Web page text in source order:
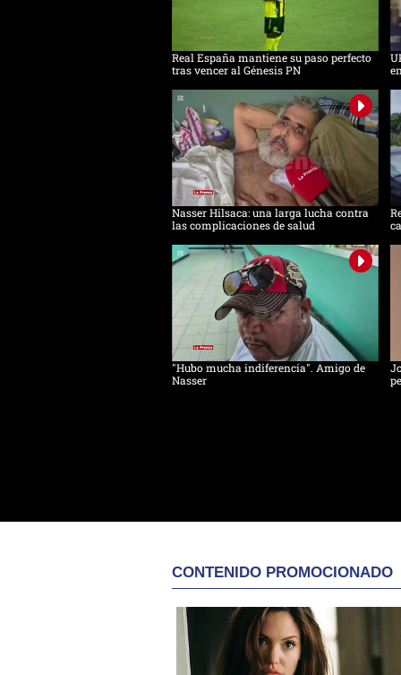
Real España mantiene su paso perfecto
tras vencer al Génesis PN
Nasser Hilsaca: una larga lucha contra
las complicaciones de salud
"Hubo mucha indiferencia". Amigo de
Nasser
CONTENIDO PROMOCIONADO